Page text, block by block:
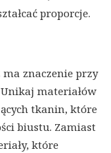
proporcje.
znaczenie przy
materiałów
tkanin, które
biustu. Zamiast
które